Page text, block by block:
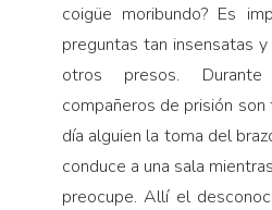
coigüe moribundo? Es
preguntas tan insensatas
otros presos.
compañeros de prisión
día alguien la toma del
conduce a una sala
preocupe. Allí el